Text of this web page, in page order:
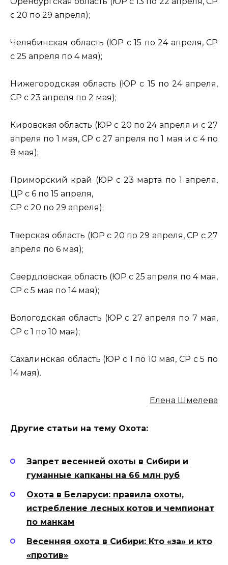
с 20 по 29 апреля);
Челябинская область (ЮР с 15 по 24 апреля, СР
с 25 апреля по 4 мая);
Нижегородская область (ЮР с 15 по 24 апреля,
СР с 23 апреля по 2 мая);
Кировская область (ЮР с 20 по 24 апреля и с 27
апреля по 1 мая, СР с 27 апреля по 1 мая и с 4 по
8 мая);
Приморский край (ЮР с 23 марта по 1 апреля,
ЦР с 6 по 15 апреля,
СР с 20 по 29 апреля);
Тверская область (ЮР с 20 по 29 апреля, СР с 27
апреля по 6 мая);
Свердловская область (ЮР с 25 апреля по 4 мая,
СР с 5 мая по 14 мая);
Вологодская область (ЮР с 27 апреля по 7 мая,
СР с 1 по 10 мая);
Сахалинская область (ЮР с 1 по 10 мая, СР с 5 по
14 мая).
Елена Шмелева
Другие статьи на тему Охота:
Запрет весенней охоты в Сибири и
гуманные капканы на 66 млн руб
Охота в Беларуси: правила охоты,
истребление лесных котов и чемпионат
по манкам
Весенняя охота в Сибири: Кто «за» и кто
«против»